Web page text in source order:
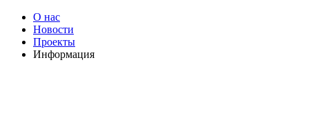
О нас
Новости
Проекты
Информация